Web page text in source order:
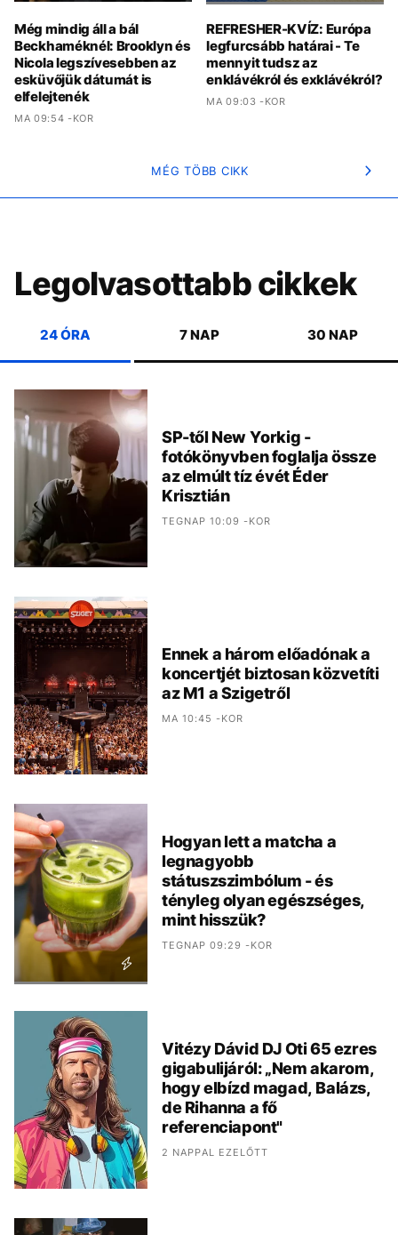
Még mindig áll a bál
Beckhaméknél: Brooklyn és
Nicola legszívesebben az
esküvőjük dátumát is
elfelejtenék
MA 09:54 -KOR
REFRESHER-KVÍZ: Európa
legfurcsább határai - Te
mennyit tudsz az
enklávékról és exklávékról?
MA 09:03 -KOR
MÉG TÖBB CIKK
Legolvasottabb cikkek
24 ÓRA 7 NAP 30 NAP
SP-től New Yorkig -
fotókönyvben foglalja össze
az elmúlt tíz évét Éder
Krisztián
TEGNAP 10:09 -KOR
Ennek a három előadónak a
koncertjét biztosan közvetíti
az M1 a Szigetről
MA 10:45 -KOR
Hogyan lett a matcha a
legnagyobb
státuszszimbólum - és
tényleg olyan egészséges,
mint hisszük?
TEGNAP 09:29 -KOR
Vitézy Dávid DJ Oti 65 ezres
gigabulijáról: „Nem akarom,
hogy elbízd magad, Balázs,
de Rihanna a fő
referenciapont"
2 NAPPAL EZELŐTT